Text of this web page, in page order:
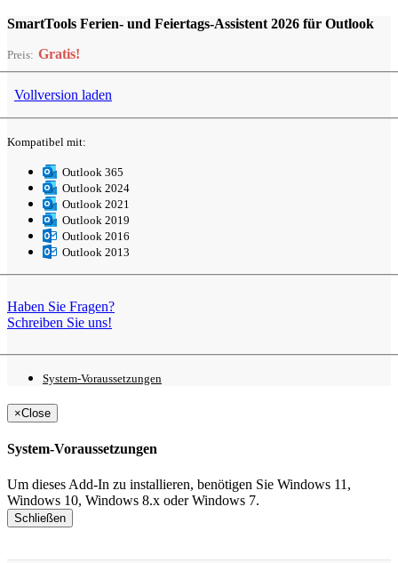
SmartTools Ferien- und Feiertags-Assistent 2026 für Outlook
Preis: Gratis!
Vollversion laden
Kompatibel mit:
Outlook 365
Outlook 2024
Outlook 2021
Outlook 2019
Outlook 2016
Outlook 2013
Haben Sie Fragen?
Schreiben Sie uns!
System-Voraussetzungen
×Close
System-Voraussetzungen
Um dieses Add-In zu installieren, benötigen Sie Windows 11,
Windows 10, Windows 8.x oder Windows 7.
Schließen